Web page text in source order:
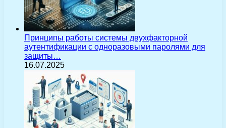
Принципы работы системы двухфакторной
аутентификации с одноразовыми паролями для
защиты…
16.07.2025